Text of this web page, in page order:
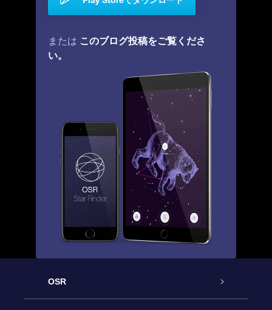
または このブログ投稿をご覧くださ
い。
OSR